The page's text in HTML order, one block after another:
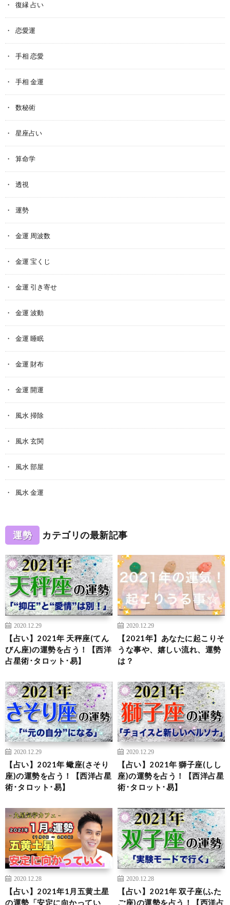
復縁 占い
恋愛運
手相 恋愛
手相 金運
数秘術
星座占い
算命学
透視
運勢
金運 周波数
金運 宝くじ
金運 引き寄せ
金運 波動
金運 睡眠
金運 財布
金運 開運
風水 掃除
風水 玄関
風水 部屋
風水 金運
運勢 カテゴリの最新記事
2020.12.29
【占い】2021年 天秤座(てん
びん座)の運勢を占う！【西洋
占星術･タロット･易】
2020.12.29
【2021年】あなたに起こりそ
うな事や、嬉しい流れ、運勢
は？
2020.12.29
【占い】2021年 蠍座(さそり
座)の運勢を占う！【西洋占星
術･タロット･易】
2020.12.29
【占い】2021年 獅子座(しし
座)の運勢を占う！【西洋占星
術･タロット･易】
2020.12.28
【占い】2021年1月五黄土星
の運勢「安定に向かってい
2020.12.28
【占い】2021年 双子座(ふた
ご座)の運勢を占う！【西洋占